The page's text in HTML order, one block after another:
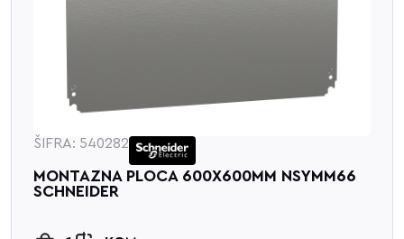
ŠIFRA: 540282
MONTAZNA PLOCA 600X600MM NSYMM66
SCHNEIDER